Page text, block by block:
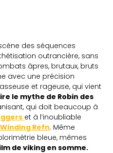
des séquences
outrancière, sans
âpres, brutaux, bruts
avec une précision
et rageuse, qui vient
le mythe de Robin des
qui doit beaucoup à
et à l’inoubliable
Refn. Même
bleue, mêmes
de viking en somme.